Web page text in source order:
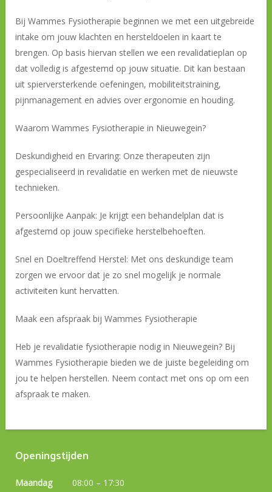
Bij Wammes Fysiotherapie beginnen we met een uitgebreide
intake om jouw klachten en hersteldoelen in kaart te
brengen. Op basis hiervan stellen we een revalidatieplan op
dat volledig is afgestemd op jouw situatie. Dit kan bestaan
uit spierversterkende oefeningen, mobiliteitstraining,
pijnmanagement en advies over ergonomie en houding.
Waarom Wammes Fysiotherapie in Nieuwegein?
Deskundigheid en Ervaring: Onze therapeuten zijn
gespecialiseerd in revalidatie en werken met de nieuwste
technieken.
Persoonlijke Aanpak: Je krijgt een behandelplan dat is
afgestemd op jouw specifieke herstelbehoeften.
Snel en Doeltreffend Herstel: Met ons deskundige team
zorgen we ervoor dat je zo snel mogelijk je normale
activiteiten kunt hervatten.
Maak een afspraak bij Wammes Fysiotherapie
Heb je revalidatie fysiotherapie nodig in Nieuwegein? Bij
Wammes Fysiotherapie bieden we de juiste begeleiding om
jou te helpen herstellen. Neem contact met ons op om een
afspraak te maken.
Openingstijden
Maandag
08:00 – 17:30